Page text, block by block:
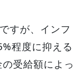
すが、インフ
程度に抑える
受給額によっ